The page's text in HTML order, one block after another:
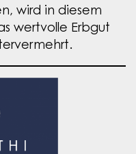
wird in diesem
wertvolle Erbgut